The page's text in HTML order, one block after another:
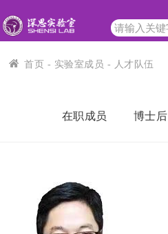
首页 - 实验室成员 - 人才队伍
在职成员 博士后